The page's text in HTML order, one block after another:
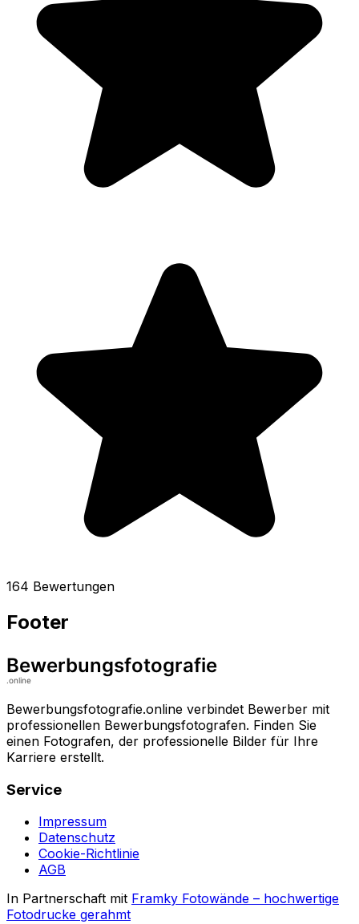
164 Bewertungen
Footer
Bewerbungsfotografie.online verbindet Bewerber mit
professionellen Bewerbungsfotografen. Finden Sie
einen Fotografen, der professionelle Bilder für Ihre
Karriere erstellt.
Service
Impressum
Datenschutz
Cookie-Richtlinie
AGB
In Partnerschaft mit Framky Fotowände – hochwertige
Fotodrucke gerahmt